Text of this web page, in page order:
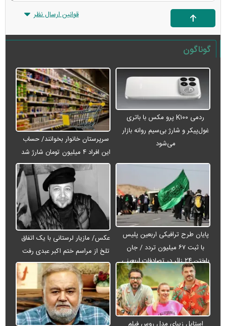
قوانین ارسال نظر
گوناگون
ردمی K۱۰۰ پرو مکس با باتری
غول‌پیکر و شارژ بی‌سیم روانه بازار
می‌شود
سرپرستان خانوار بخوانند/ حساب
این افراد ۴ میلیون تومان شارژ شد
پایان طرح ترافیکی اربعین پلیس
با ثبت ۶۷ میلیون تردد / جان
باختن ۲۴ زائر در تصادفات اربعینی
عکس/ مازیار لرستانی با یک اتفاق
تلخ از مراسم ختم اکبر عبدی رفت